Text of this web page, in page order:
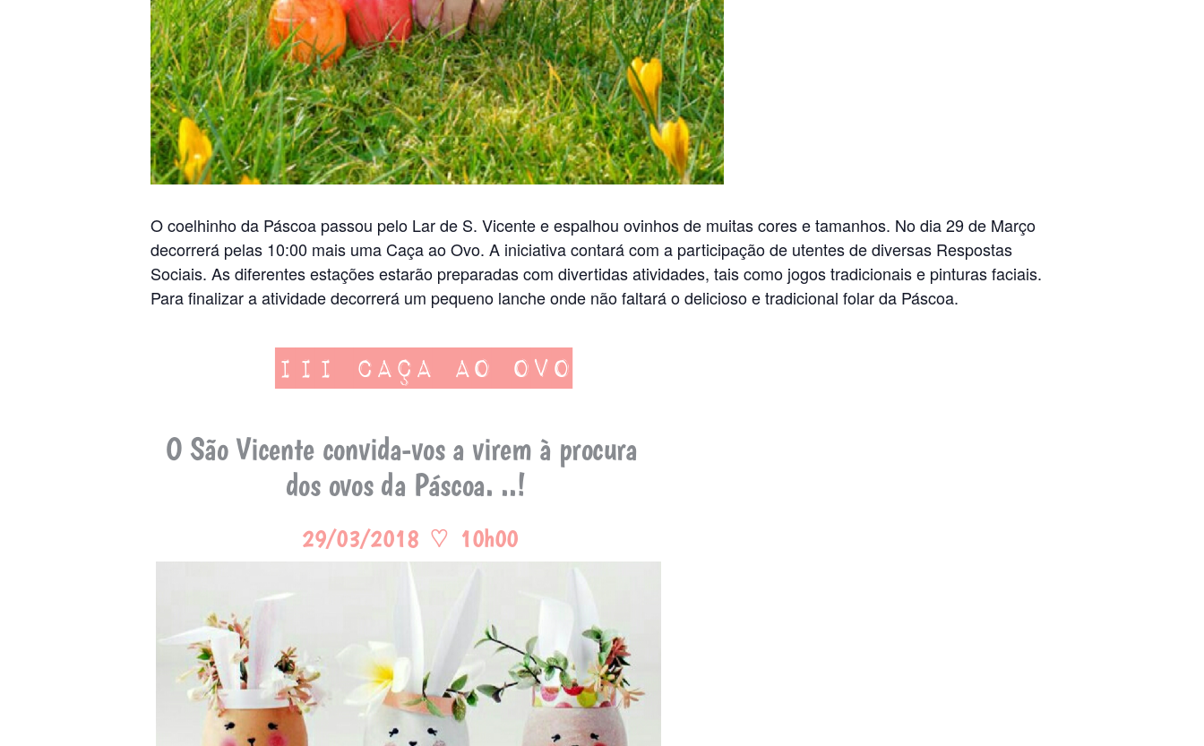
O coelhinho da Páscoa passou pelo Lar de S. Vicente e espalhou ovinhos de muitas cores e tamanhos. No dia 29 de Março
decorrerá pelas 10:00 mais uma Caça ao Ovo. A iniciativa contará com a participação de utentes de diversas Respostas
Sociais. As diferentes estações estarão preparadas com divertidas atividades, tais como jogos tradicionais e pinturas faciais.
Para finalizar a atividade decorrerá um pequeno lanche onde não faltará o delicioso e tradicional folar da Páscoa.